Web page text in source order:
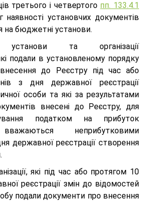
третього і четвертого пп. 133.4.1
установчих документів
бюджетні установи.
установи та організації
подали в установленому порядку
до Реєстру під час або
з дня державної реєстрації
особи та які за результатами
внесені до Реєстру, для
податком на прибуток
неприбутковими
державної реєстрації створення
які під час або протягом 10
реєстрації змін до відомостей
подали документи про внесення